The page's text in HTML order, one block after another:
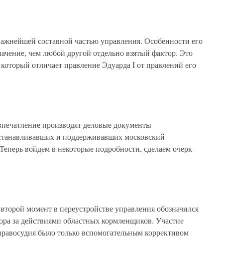
составной частью управления. Особенности его
чем любой другой отдельно взятый фактор. Это
отличает правление Эдуарда I от правлений его
производят деловые документы
и поддерживавших московский
войдем в некоторые подробности, сделаем очерк
момент в переустройстве управления обозначился
за действиями областных кормленщиков. Участие
было только вспомогательным коррективом